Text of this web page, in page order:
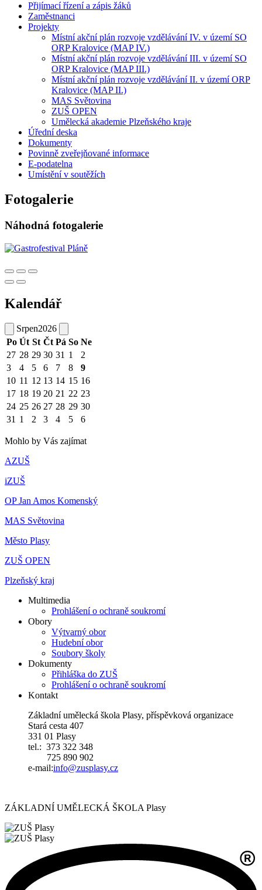
Přijímací řízení a zápis žáků
Zaměstnanci
Projekty
Místní akční plán rozvoje vzdělávání IV. v území SO
ORP Kralovice (MAP IV.)
Místní akční plán rozvoje vzdělávání III. v území SO
ORP Kralovice (MAP III.)
Místní akční plán rozvoje vzdělávání II. v území ORP
Kralovice (MAP II.)
MAS Světovina
ZUŠ OPEN
Umělecká akademie Plzeňského kraje
Úřední deska
Dokumenty
Povinně zveřejňované informace
E-podatelna
Umístění v soutěžích
Fotogalerie
Náhodná fotogalerie
Kalendář
Srpen2026
Po Út St Čt Pá So Ne
27 28 29 30 31 1
2
3
4 5 6 7 8
9
10 11 12 13 14 15 16
17 18 19 20 21 22 23
24 25 26 27 28 29 30
31 1 2 3 4 5 6
Mohlo by Vás zajímat
AZUŠ
iZUŠ
OP Jan Amos Komenský
MAS Světovina
Město Plasy
ZUŠ OPEN
Plzeňský kraj
Multimedia
Prohlášení o ochraně soukromí
Obory
Výtvarný obor
Hudební obor
Soubory školy
Dokumenty
Přihláška do ZUŠ
Prohlášení o ochraně soukromí
Kontakt
Základní umělecká škola Plasy, příspěvková organizace
Stará cesta 407
331 01 Plasy
tel.: 373 322 348
725 890 902
e-mail:info@zusplasy.cz
ZÁKLADNÍ UMĚLECKÁ ŠKOLA Plasy